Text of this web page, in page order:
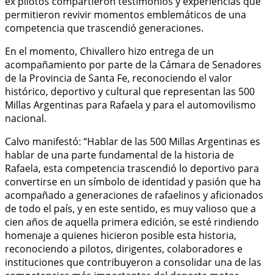
permitieron revivir momentos emblemáticos de una
competencia que trascendió generaciones.
En el momento, Chivallero hizo entrega de un
acompañamiento por parte de la Cámara de Senadores
de la Provincia de Santa Fe, reconociendo el valor
histórico, deportivo y cultural que representan las 500
Millas Argentinas para Rafaela y para el automovilismo
nacional.
Calvo manifestó: “Hablar de las 500 Millas Argentinas es
hablar de una parte fundamental de la historia de
Rafaela, esta competencia trascendió lo deportivo para
convertirse en un símbolo de identidad y pasión que ha
acompañado a generaciones de rafaelinos y aficionados
de todo el país, y en este sentido, es muy valioso que a
cien años de aquella primera edición, se esté rindiendo
homenaje a quienes hicieron posible esta historia,
reconociendo a pilotos, dirigentes, colaboradores e
instituciones que contribuyeron a consolidar una de las